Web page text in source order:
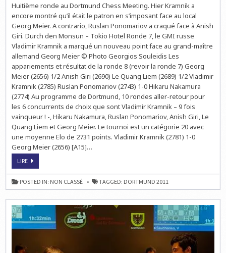
À
:
RONDE
8
DIRECT
LIVE
À
15H
Huitième ronde au Dortmund Chess Meeting. Hier Kramnik a
encore montré qu’il était le patron en s’imposant face au local
Georg Meier. A contrario, Ruslan Ponomariov a craqué face à Anish
Giri. Durch den Monsun – Tokio Hotel Ronde 7, le GMI russe
Vladimir Kramnik a marqué un nouveau point face au grand-maître
allemand Georg Meier © Photo Georgios Souleidis Les
appariements et résultat de la ronde 8 (revoir la ronde 7) Georg
Meier (2656) 1/2 Anish Giri (2690) Le Quang Liem (2689) 1/2 Vladimir
Kramnik (2785) Ruslan Ponomariov (2743) 1-0 Hikaru Nakamura
(2774) Au programme de Dortmund, 10 rondes aller-retour pour
les 6 concurrents de choix que sont Vladimir Kramnik – 9 fois
vainqueur ! -, Hikaru Nakamura, Ruslan Ponomariov, Anish Giri, Le
Quang Liem et Georg Meier. Le tournoi est un catégorie 20 avec
une moyenne Elo de 2731 points. Vladimir Kramnik (2781) 1-0
Georg Meier (2656) [A15]…
LIREECHECS
DORTMUND
:
LA
RONDE
DIRECT
LIVE
À
15H
POSTED IN: NON CLASSÉ TAGGED: DORTMUND 2011